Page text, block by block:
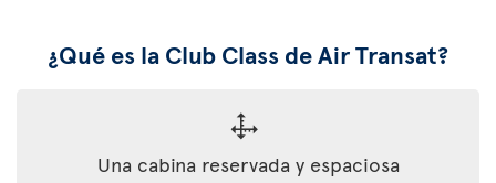
¿Qué es la Club Class de Air Transat?
Una cabina reservada y espaciosa